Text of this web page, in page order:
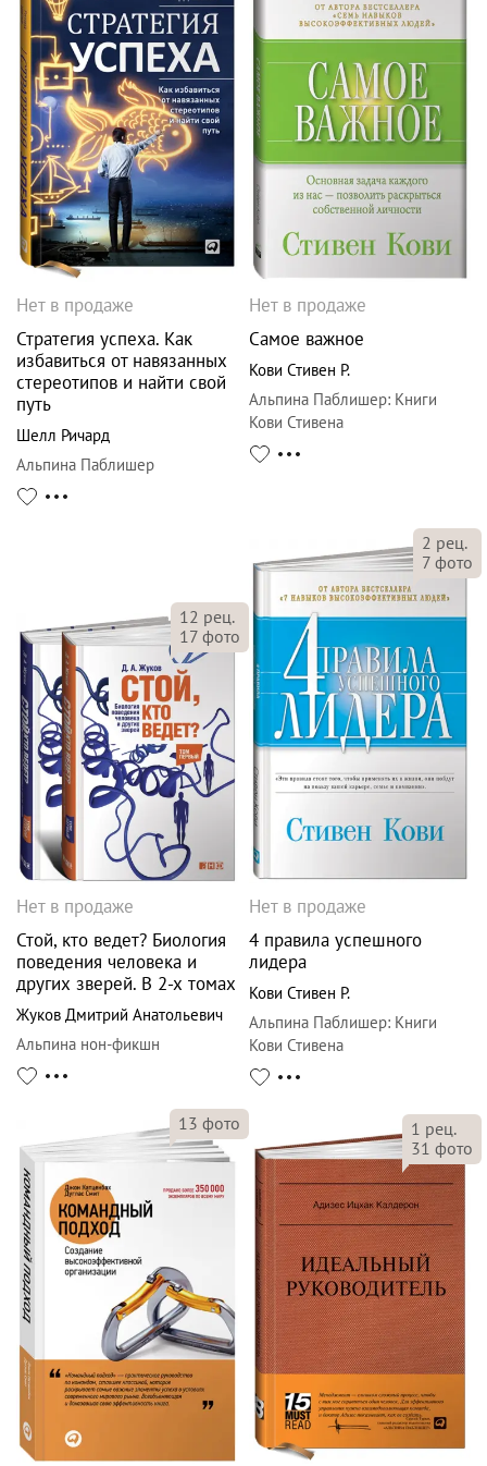
Нет в продаже
Стратегия успеха. Как
избавиться от навязанных
стереотипов и найти свой
путь
Шелл Ричард
Альпина Паблишер
Нет в продаже
Самое важное
Кови Стивен Р.
Альпина Паблишер: Книги
Кови Стивена
12 рец.
17 фото
Нет в продаже
Стой, кто ведет? Биология
поведения человека и
других зверей. В 2-х томах
Жуков Дмитрий Анатольевич
Альпина нон-фикшн
2 рец.
7 фото
Нет в продаже
4 правила успешного
лидера
Кови Стивен Р.
Альпина Паблишер: Книги
Кови Стивена
13 фото 1 рец.
31 фото